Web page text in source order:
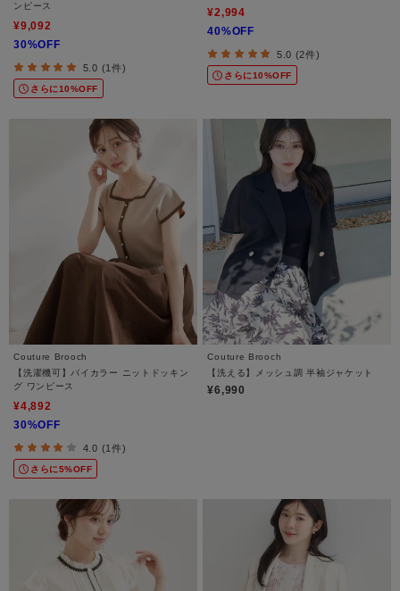
ンピース
¥9,092
30%OFF
5.0 (1件)
さらに10%OFF
¥2,994
40%OFF
5.0 (2件)
さらに10%OFF
Couture Brooch
【洗濯機可】バイカラー ニットドッキン
グ ワンピース
¥4,892
30%OFF
4.0 (1件)
さらに5%OFF
Couture Brooch
【洗える】メッシュ調 半袖ジャケット
¥6,990